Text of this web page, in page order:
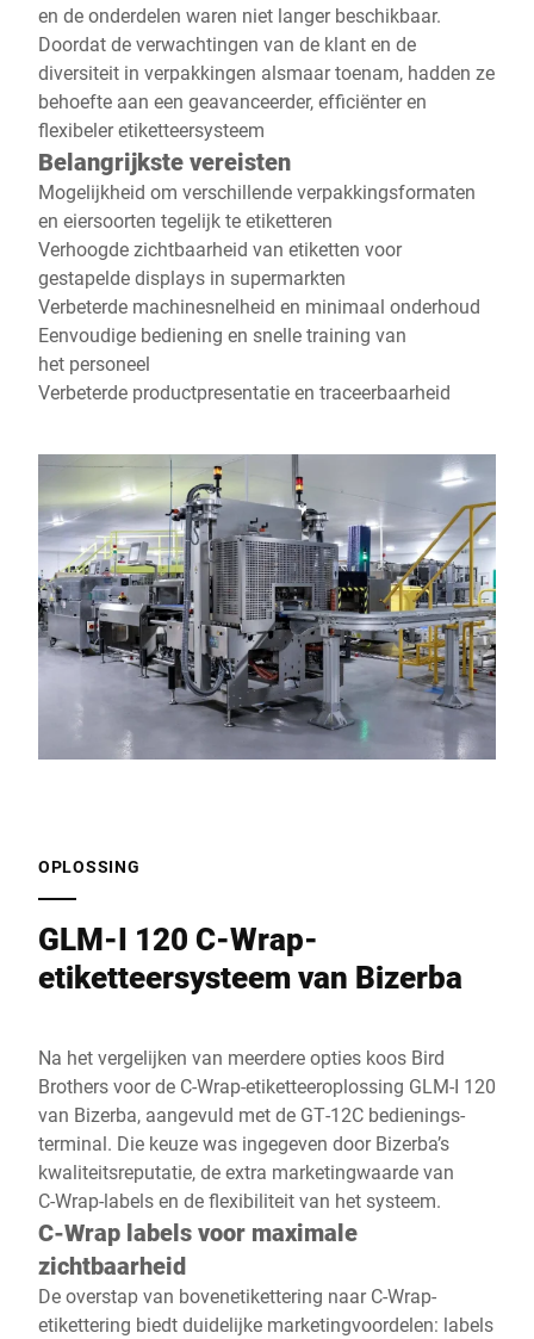
en de onderdelen waren niet langer beschikbaar.
Doordat de verwachtingen van de klant en de
diversiteit in verpakkingen alsmaar toenam, hadden ze
behoefte aan een geavanceerder, efficiënter en
flexibeler etiketteersysteem
Belangrijkste vereisten
Mogelijkheid om verschillende verpakkingsformaten
en eiersoorten tegelijk te etiketteren
Verhoogde zichtbaarheid van etiketten voor
gestapelde displays in supermarkten
Verbeterde machinesnelheid en minimaal onderhoud
Eenvoudige bediening en snelle training van
het personeel
Verbeterde productpresentatie en traceerbaarheid
OPLOSSING
GLM-I 120 C-Wrap-
etiketteersysteem van Bizerba
Na het vergelijken van meerdere opties koos Bird
Brothers voor de C‑Wrap-etiketteeroplossing GLM‑I 120
van Bizerba, aangevuld met de GT‑12C bedienings­
terminal. Die keuze was ingegeven door Bizerba’s
kwaliteitsreputatie, de extra marketingwaarde van
C‑Wrap-labels en de flexibiliteit van het systeem.
C-Wrap labels voor maximale
zichtbaarheid
De overstap van bovenetikettering naar C‑Wrap-
etikettering biedt duidelijke marketingvoordelen: labels